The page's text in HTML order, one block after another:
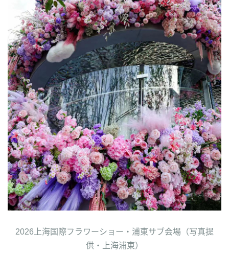
2026上海国際フラワーショー・浦東サブ会場（写真提
供・上海浦東）